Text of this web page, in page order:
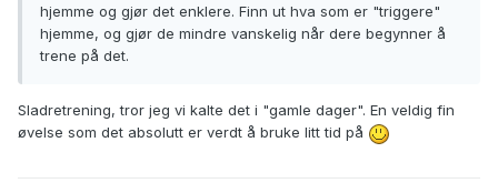
hjemme og gjør det enklere. Finn ut hva som er "triggere"
hjemme, og gjør de mindre vanskelig når dere begynner å
trene på det.
Sladretrening, tror jeg vi kalte det i "gamle dager". En veldig fin
øvelse som det absolutt er verdt å bruke litt tid på